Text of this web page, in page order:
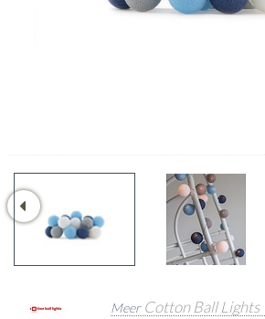
Meer Cotton Ball Lights